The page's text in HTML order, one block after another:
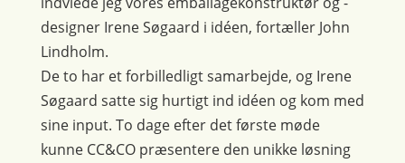
designer Irene Søgaard i idéen, fortæller John
Lindholm.
De to har et forbilledligt samarbejde, og Irene
Søgaard satte sig hurtigt ind idéen og kom med
sine input. To dage efter det første møde
kunne CC&CO præsentere den unikke løsning